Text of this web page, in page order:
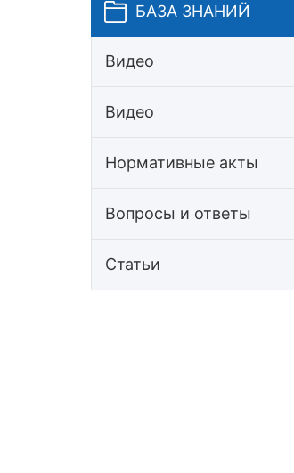
БАЗА ЗНАНИЙ
Видео
Видео
Нормативные акты
Вопросы и ответы
Статьи